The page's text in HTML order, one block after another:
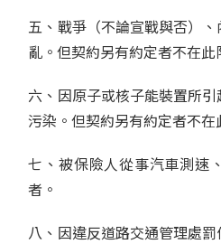
五、戰爭（不論宣戰與否）
亂。但契約另有約定者不在此
六、因原子或核子能裝置所
污染。但契約另有約定者不在
七、被保險人從事汽車測速
者。
八、因違反道路交通管理處